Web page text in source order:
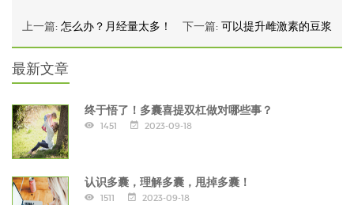
上一篇: 怎么办？月经量太多！ 下一篇: 可以提升雌激素的豆浆
最新文章
终于悟了！多囊喜提双杠做对哪些事？
1451 2023-09-18
认识多囊，理解多囊，甩掉多囊！
1511 2023-09-18